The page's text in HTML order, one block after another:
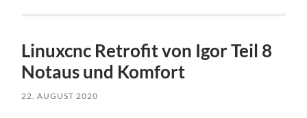
Linuxcnc Retrofit von Igor Teil 8
Notaus und Komfort
22. AUGUST 2020